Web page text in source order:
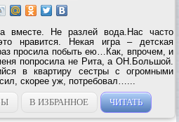
вместе. Не разлей вода.Нас часто
нравится. Некая игра – детская
просила побыть ею…Как, впрочем, и
попросила не Рита, а ОН.Большой.
в квартиру сестры с огромными
скорее уж, потребовал…...
В ИЗБРАННОЕ ЧИТАТЬ